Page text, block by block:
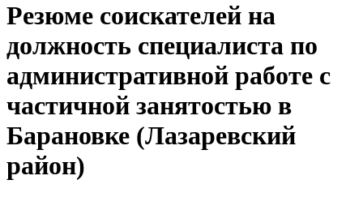
Резюме соискателей на
должность специалиста по
административной работе с
частичной занятостью в
Барановке (Лазаревский
район)